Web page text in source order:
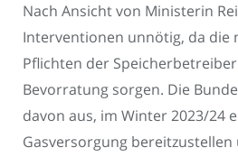
Nach Ansicht von Ministerin
Interventionen unnötig, da die
Pflichten der
Bevorratung sorgen. Die
davon aus, im Winter 2023/24
Gasversorgung